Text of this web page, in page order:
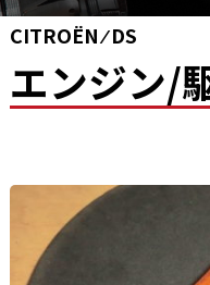
整備メニュー
レッドポイントパーツ
店舗案内
CITROËN ⁄ DS
エンジン/